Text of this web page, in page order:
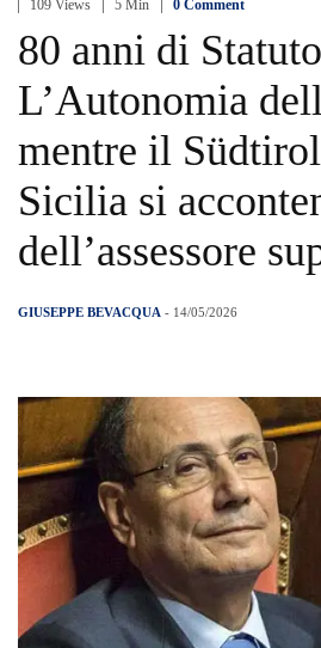
109 Views 5 Min 0 Comment
80 anni di
L’Autonomia
mentre il
Sicilia si
dell’assessore
GIUSEPPE BEVACQUA - 14/05/2026